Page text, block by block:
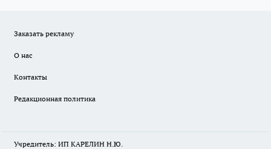
Заказать рекламу
О нас
Контакты
Редакционная политика
Учредитель: ИП КАРЕЛИН Н.Ю.